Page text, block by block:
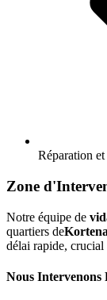
Réparation
Zone
Notre équipe de
quartiers de
délai rapide, crucial
Nous Intervenons